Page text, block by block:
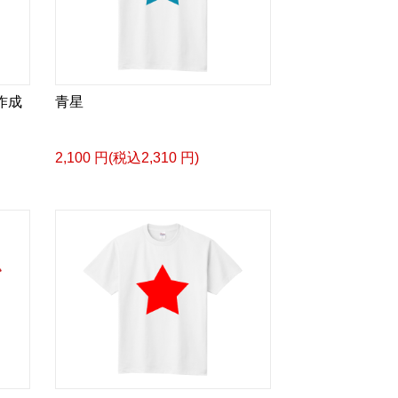
成 青星
2,100 円(税込2,310 円)